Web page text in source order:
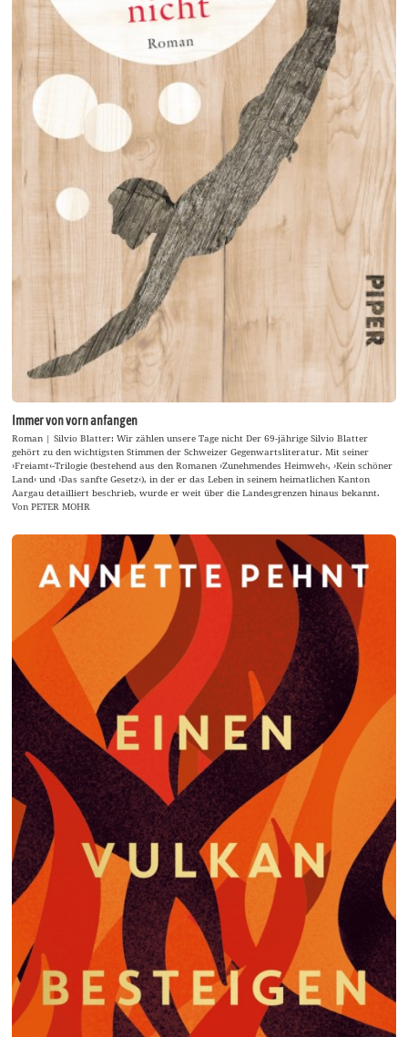
Immer von vorn anfangen
Roman | Silvio Blatter: Wir zählen unsere Tage nicht Der 69-jährige Silvio Blatter
gehört zu den wichtigsten Stimmen der Schweizer Gegenwartsliteratur. Mit seiner
›Freiamt‹-Trilogie (bestehend aus den Romanen ›Zunehmendes Heimweh‹, ›Kein schöner
Land‹ und ›Das sanfte Gesetz‹), in der er das Leben in seinem heimatlichen Kanton
Aargau detailliert beschrieb, wurde er weit über die Landesgrenzen hinaus bekannt.
Von PETER MOHR